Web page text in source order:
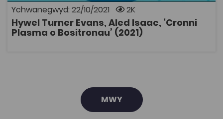
Ychwanegwyd: 22/10/2021 2K
Hywel Turner Evans, Aled Isaac, ‘Cronni
Plasma o Bositronau’ (2021)
gwrthfater er mwyn egluro cyfansoddiad y bydysawd,
yn ogystal ag ychydig o gyd-destun hanesyddol.
Sonnir hefyd am y defnydd o bositronau y tu hwnt i
ymchwil ffiseg sylfaenol.
AGOR
MWY